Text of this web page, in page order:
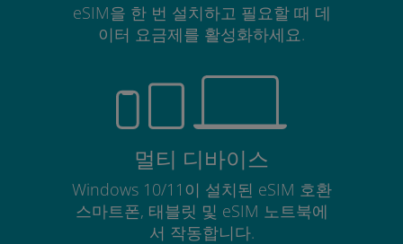
eSIM을 한 번 설치하고 필요할 때 데
이터 요금제를 활성화하세요.
멀티 디바이스
Windows 10/11이 설치된 eSIM 호환
스마트폰, 태블릿 및 eSIM 노트북에
서 작동합니다.